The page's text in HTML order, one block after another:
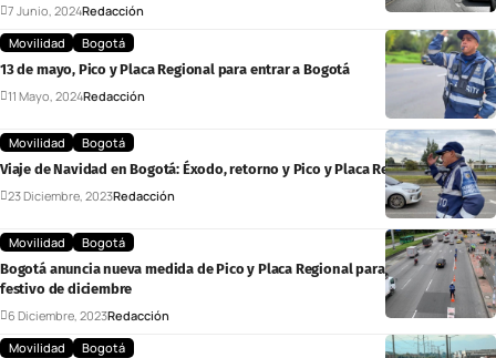
7 Junio, 2024Redacción
Movilidad
Bogotá
13 de mayo, Pico y Placa Regional para entrar a Bogotá
11 Mayo, 2024Redacción
Movilidad
Bogotá
Viaje de Navidad en Bogotá: Éxodo, retorno y Pico y Placa Regional
23 Diciembre, 2023Redacción
Movilidad
Bogotá
Bogotá anuncia nueva medida de Pico y Placa Regional para el puente
festivo de diciembre
6 Diciembre, 2023Redacción
Movilidad
Bogotá